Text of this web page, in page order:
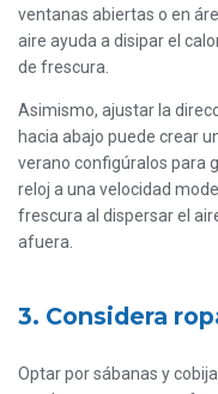
ventanas abiertas o en
aire ayuda a disipar el
de frescura.
Asimismo, ajustar la
hacia abajo puede crear
verano configúralos para
reloj a una velocidad
frescura al dispersar el
afuera.
3. Considera
Optar por sábanas y